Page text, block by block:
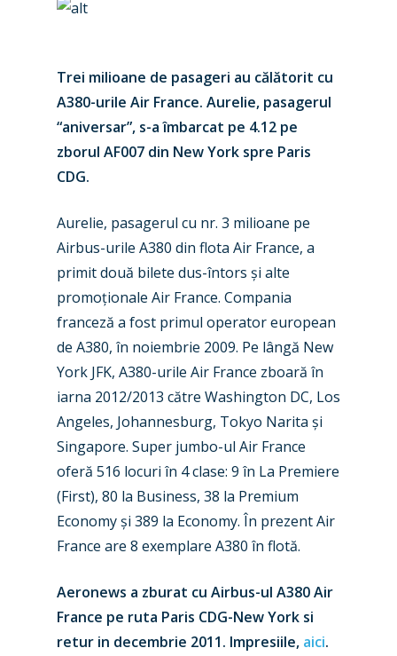
Trei milioane de pasageri au călătorit cu
A380-urile Air France. Aurelie, pasagerul
“aniversar”, s-a îmbarcat pe 4.12 pe
zborul AF007 din New York spre Paris
CDG.
Aurelie, pasagerul cu nr. 3 milioane pe
Airbus-urile A380 din flota Air France, a
primit două bilete dus-întors și alte
promoționale Air France. Compania
franceză a fost primul operator european
de A380, în noiembrie 2009. Pe lângă New
York JFK, A380-urile Air France zboară în
iarna 2012/2013 către Washington DC, Los
Angeles, Johannesburg, Tokyo Narita și
Singapore. Super jumbo-ul Air France
oferă 516 locuri în 4 clase: 9 în La Premiere
(First), 80 la Business, 38 la Premium
Economy și 389 la Economy. În prezent Air
France are 8 exemplare A380 în flotă.
Aeronews a zburat cu Airbus-ul A380 Air
France pe ruta Paris CDG-New York si
retur in decembrie 2011. Impresiile, aici.
New Routes
Industry
Accidents / Incidents
Airshows
Paris 2025
Farnborough 2024
Military
Trip Reports